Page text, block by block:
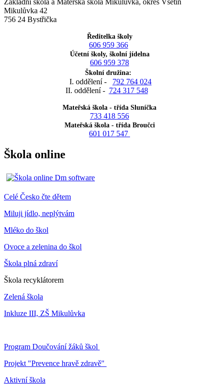
Základní škola a Mateřská škola Mikulůvka, okres Vsetín
Mikulůvka 42
756 24 Bystřička
Ředitelka školy
606 959 366
Účetní školy, školní jídelna
606 959 378
Školní družina:
I. oddělení - 792 764 024
II. oddělení - 724 317 548
Mateřská škola - třída Sluníčka
733 418 556
Mateřská škola - třída Broučci
601 017 547
Škola online
Celé Česko čte dětem
Miluji jídlo, neplýtvám
Mléko do škol
Ovoce a zelenina do škol
Škola plná zdraví
Škola recyklátorem
Zelená škola
Inkluze III, ZŠ Mikulůvka
Program Doučování žáků škol
Projekt "Prevence hravě zdravě"
Aktivní škola